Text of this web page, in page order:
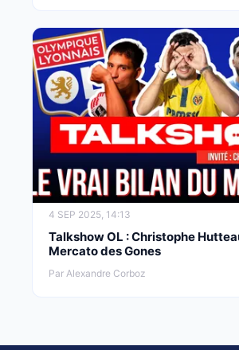
4 SEP 2025, 14:13
Talkshow OL : Christophe
Mercato des Gones
Par Alexandre Corboz